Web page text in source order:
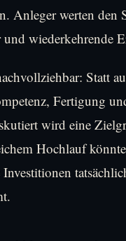
Anleger werten
wiederkehrende
Statt
Fertigung
wird eine
Hochlauf